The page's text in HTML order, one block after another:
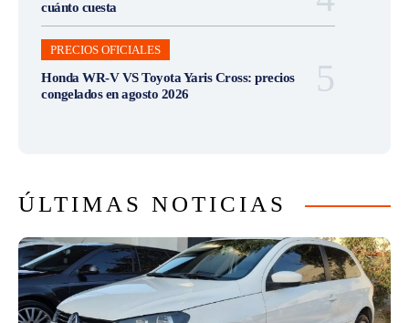
cuánto cuesta
PRECIOS OFICIALES
Honda WR-V VS Toyota Yaris Cross: precios
congelados en agosto 2026
ÚLTIMAS NOTICIAS